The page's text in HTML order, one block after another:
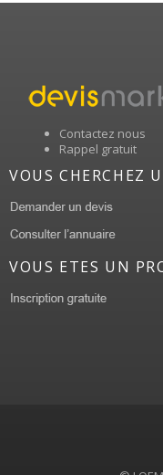
Contactez nous
Rappel gratuit
VOUS CHERCHEZ
VOUS ETES UN